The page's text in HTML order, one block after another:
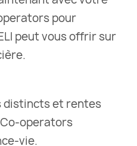
pour
peut vous offrir sur
distincts et rentes
operators
vie.